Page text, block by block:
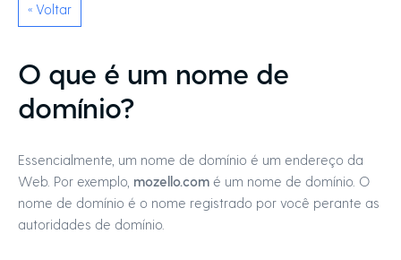
« Voltar
O que é um nome de
domínio?
Essencialmente, um nome de domínio é um endereço da
Web. Por exemplo, mozello.com é um nome de domínio. O
nome de domínio é o nome registrado por você perante as
autoridades de domínio.